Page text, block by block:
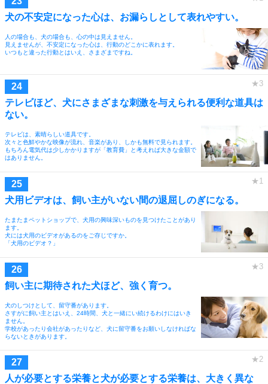
犬の不安定になった心は、お漏らしとして表れやすい。
人の場合も、犬の場合も、心の中は見えません。
見えませんが、不安定になった心は、行動のどこかに表れます。
いつもと違った行動とはいえ、さまざまですね。
テレビほど、犬にさまざまな刺激を与えられる便利な道具は
ない。
テレビは、素晴らしい道具です。
次々と色鮮やかな映像が流れ、音楽があり、しかも無料で見られます。
もちろん電気代は少しかかりますが「教育費」と考えれば大きな金額で
はありません。
犬用ビデオは、飼い主がいない間の退屈しのぎになる。
たまたまペットショップで、犬用の興味深いものを見つけたことがあり
ます。
犬には犬用のビデオがあるのをご存じですか。
「犬用のビデオ？」
飼い主に期待された犬ほど、強く育つ。
犬のしつけとして、留守番があります。
さすがに飼い主とはいえ、24時間、犬と一緒にい続けるわけにはいき
ません。
学校があったり会社があったりなど、犬に留守番をお願いしなければな
らないときがあります。
人が必要とする栄養と犬が必要とする栄養は、大きく異な